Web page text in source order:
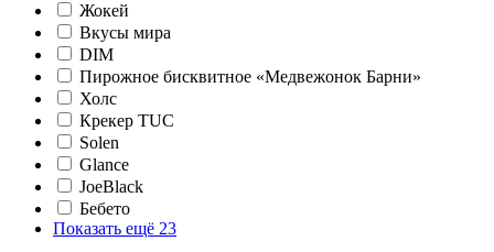
Жокей
Вкусы мира
DIM
Пирожное бисквитное «Медвежонок Барни»
Холс
Крекер TUC
Solen
Glance
JoeBlack
Бебето
Показать ещё 23